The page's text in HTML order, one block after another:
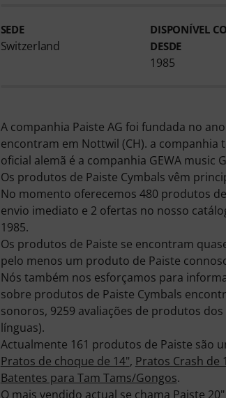
SEDE
Switzerland
DISPONÍVEL
DESDE
1985
A companhia Paiste AG foi fundada no
encontram em Nottwil (CH). a companhia
oficial alemã é a companhia GEWA music
Os produtos de Paiste Cymbals vêm
No momento oferecemos 480 produtos
envio imediato e 2 ofertas no nosso
1985.
Os produtos de Paiste se encontram
pelo menos um produto de Paiste
Nós também nos esforçamos para
sobre produtos de Paiste Cymbals
sonoros, 9259 avaliações de produtos
línguas).
Actualmente 161 produtos de Paiste são
Pratos de choque de 14", Pratos Crash de
Batentes para Tam Tams/Gongos.
O mais vendido actual se chama Paiste